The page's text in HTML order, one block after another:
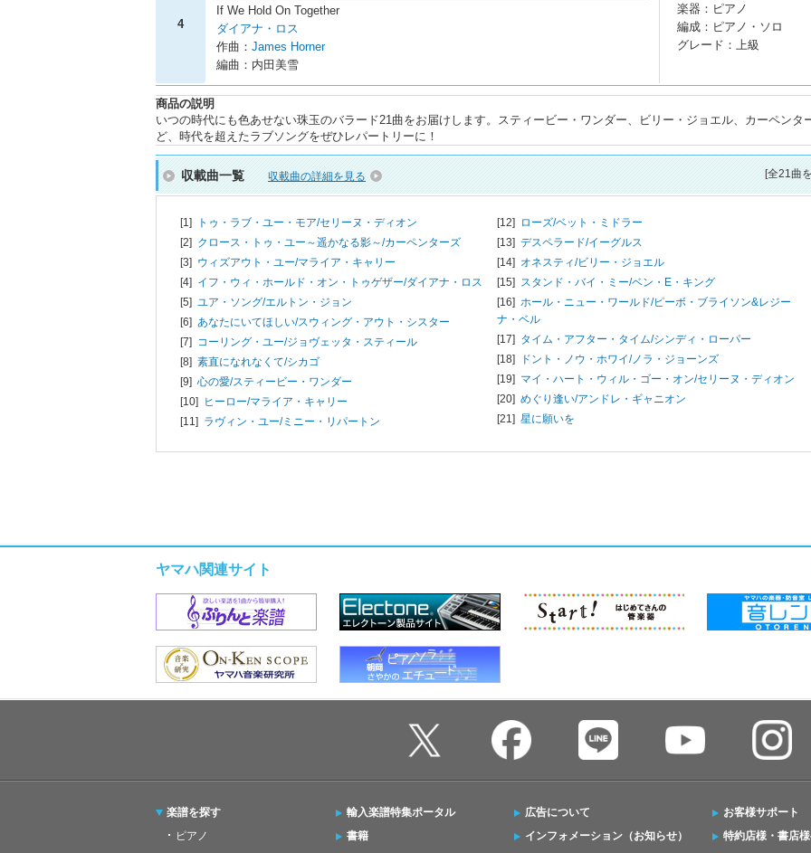
4
If We Hold On Together
ダイアナ・ロス
作曲： James Horner
編曲：内田美雪
楽器：ピアノ
編成：ピアノ・ソロ
グレード：上級
商品の説明
いつの時代にも色あせない珠玉のバラード21曲をお届けします。スティービー・ワンダー、ビリー・ジョエル、カーペンタ
ど、時代を超えたラブソングをぜひレパートリーに！
収載曲一覧 収載曲の詳細を見る [全21曲
[1] トゥ・ラブ・ユー・モア/セリーヌ・ディオン
[2] クロース・トゥ・ユー～遥かなる影～/カーペンターズ
[3] ウィズアウト・ユー/マライア・キャリー
[4] イフ・ウィ・ホールド・オン・トゥゲザー/ダイアナ・ロス
[5] ユア・ソング/エルトン・ジョン
[6] あなたにいてほしい/スウィング・アウト・シスター
[7] コーリング・ユー/ジョヴェッタ・スティール
[8] 素直になれなくて/シカゴ
[9] 心の愛/スティービー・ワンダー
[10] ヒーロー/マライア・キャリー
[11] ラヴィン・ユー/ミニー・リパートン
[12] ローズ/ベット・ミドラー
[13] デスペラード/イーグルス
[14] オネスティ/ビリー・ジョエル
[15] スタンド・バイ・ミー/ベン・E・キング
[16] ホール・ニュー・ワールド/ピーボ・ブライソン&レジー
ナ・ベル
[17] タイム・アフター・タイム/シンディ・ローパー
[18]
ドント・ノウ・ホワイ/ノラ・ジョーンズ
[19] マイ・ハート・ウィル・ゴー・オン/セリーヌ・ディオン
[20] めぐり逢い/アンドレ・ギャニオン
[21] 星に願いを
ヤマハ関連サイト
楽譜を探す
ピアノ
輸入楽譜特集ポータル
書籍
広告について
インフォメーション（お知らせ）
お客様サポート
特約店様・書店